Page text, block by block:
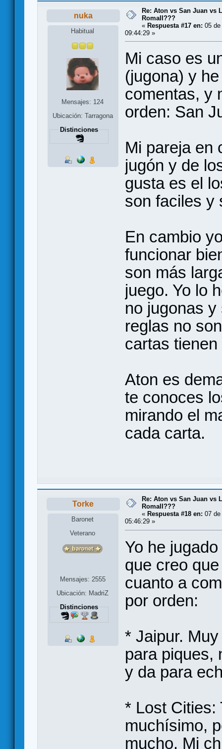
nuka
Habitual
Mensajes: 124
Ubicación: Tarragona
Distinciones
Re: Aton vs San Juan vs
RomaII???
« Respuesta #17 en: 05 de
09:44:29 »
Mi caso es
(jugona) y
comentas, y
orden: San
Mi pareja en
jugón y de
gusta es el
son faciles y
En cambio
funcionar
son más
juego. Yo lo
no jugonas
reglas no
cartas
Aton es
te conoces
mirando el
cada carta.
Torke
Baronet
Veterano
Mensajes: 2555
Ubicación: MadriZ
Distinciones
Re: Aton vs San Juan vs
RomaII???
« Respuesta #18 en: 07 de
05:46:29 »
Yo he
que creo
cuanto a
por orden:
* Jaipur.
para piques,
y da para
* Lost Cities:
muchísimo,
mucho. Mi